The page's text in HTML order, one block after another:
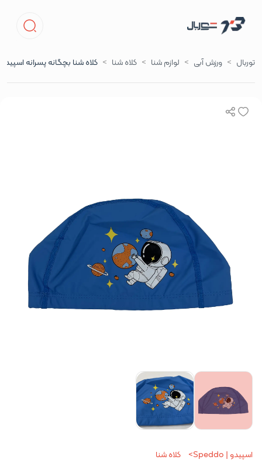
توربال ورزش آبی لوازم شنا کلاه شنا کلاه شنا بچگانه پسرانه
اسپیدو | Speddo کلاه شنا